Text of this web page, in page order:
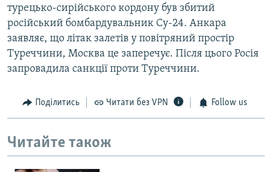
турецько-сирійського кордону був збитий
російський бомбардувальник Су-24. Анкара
заявляє, що літак залетів у повітряний простір
Туреччини, Москва це заперечує. Після цього Росія
запровадила санкції проти Туреччини.
Поділитись Читати без VPN Follow us
Читайте також